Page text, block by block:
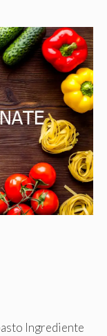
Ingrediente